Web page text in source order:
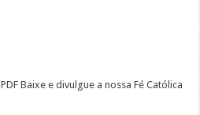
PDF Baixe e divulgue a nossa Fé Católica